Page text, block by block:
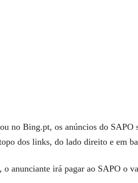
no Bing.pt, os anúncios do SAPO
dos links, do lado direito e em
o anunciante irá pagar ao SAPO o